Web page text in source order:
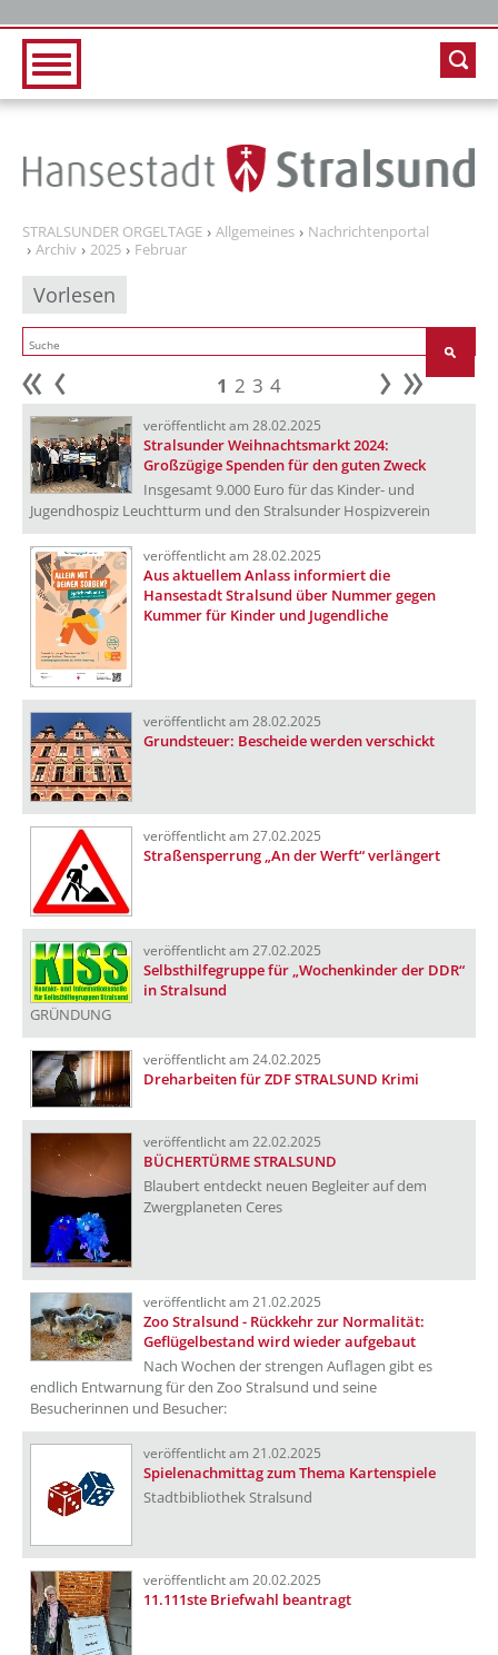
STRALSUNDER ORGELTAGE Allgemeines
Nachrichtenportal
Archiv
2025 Februar
Vorlesen
Anfang 1 2 3 4 weiter
veröffentlicht am 28.02.2025
Stralsunder Weihnachtsmarkt 2024:
Großzügige Spenden für den guten Zweck
Insgesamt 9.000 Euro für das Kinder- und
Jugendhospiz Leuchtturm und den Stralsunder Hospizverein
veröffentlicht am 28.02.2025
Aus aktuellem Anlass informiert die
Hansestadt Stralsund über Nummer gegen
Kummer für Kinder und Jugendliche
veröffentlicht am 28.02.2025
Grundsteuer: Bescheide werden verschickt
veröffentlicht am 27.02.2025
Straßensperrung „An der Werft“ verlängert
veröffentlicht am 27.02.2025
Selbsthilfegruppe für „Wochenkinder der DDR“
in Stralsund
GRÜNDUNG
veröffentlicht am 24.02.2025
Dreharbeiten für ZDF STRALSUND Krimi
veröffentlicht am 22.02.2025
BÜCHERTÜRME STRALSUND
Blaubert entdeckt neuen Begleiter auf dem
Zwergplaneten Ceres
veröffentlicht am 21.02.2025
Zoo Stralsund - Rückkehr zur Normalität:
Geflügelbestand wird wieder aufgebaut
Nach Wochen der strengen Auflagen gibt es
endlich Entwarnung für den Zoo Stralsund und seine
Besucherinnen und Besucher:
veröffentlicht am 21.02.2025
Spielenachmittag zum Thema Kartenspiele
Stadtbibliothek Stralsund
veröffentlicht am 20.02.2025
11.111ste Briefwahl beantragt